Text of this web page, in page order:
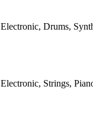
Electronic, Drums,
Electronic, Strings,